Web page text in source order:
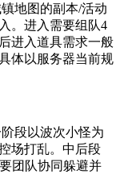
地图的副本/活动
。进入需要组队4
进入道具需求一般
体以服务器当前规
段以波次小怪为
场打乱。中后段
团队协同躲避并